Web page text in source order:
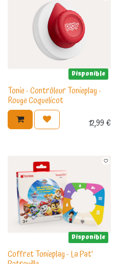
Disponible
Tonie - Contrôleur Tonieplay -
Rouge Coquelicot
12,99€
Disponible
Coffret Tonieplay - La Pat'